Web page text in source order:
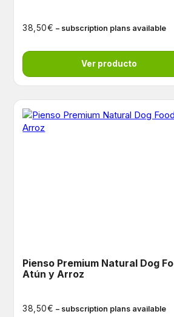
38,50€ – subscription plans available
Ver producto
Pienso Premium Natural Dog
Atún y Arroz
38,50€ – subscription plans available